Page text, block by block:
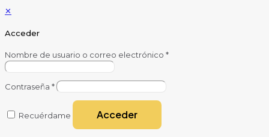
✕
Acceder
Nombre de usuario o correo electrónico *
Contraseña *
Recuérdame Acceder